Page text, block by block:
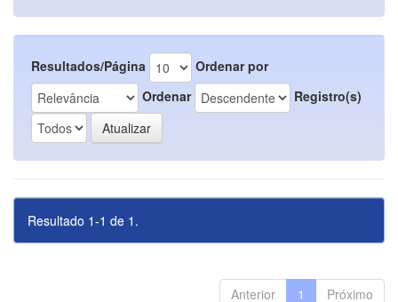
Resultados/Página
Ordenar por
Ordenar
Registro(s)
Resultado 1-1 de 1.
Anterior 1 Próximo